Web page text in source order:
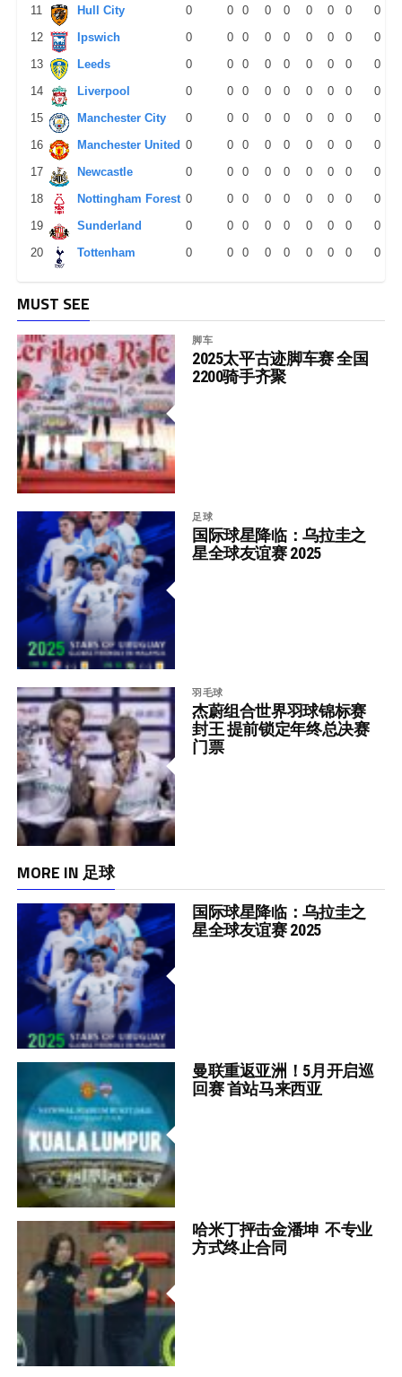
11 Hull City 0 0 0 0 0 0 0 0
0
12
Ipswich 0 0 0 0 0 0 0 0
0
13
Leeds 0 0 0 0 0 0 0 0
0
14
Liverpool 0 0 0 0 0 0 0 0
0
15
Manchester City 0 0 0 0 0 0 0 0
0
16
Manchester United 0 0 0 0 0 0 0 0
0
17
Newcastle 0 0 0 0 0 0 0 0
0
18
Nottingham Forest 0 0 0 0 0 0 0 0
0
19
Sunderland 0 0 0 0 0 0 0 0
0
20
Tottenham 0 0 0 0 0 0 0 0 0
MUST SEE
脚车
2025太平古迹脚车赛 全国
2200骑手齐聚
足球
国际球星降临：乌拉圭之
星全球友谊赛 2025
羽毛球
杰蔚组合世界羽球锦标赛
封王 提前锁定年终总决赛
门票
MORE IN 足球
国际球星降临：乌拉圭之
星全球友谊赛 2025
曼联重返亚洲！5月开启巡
回赛 首站马来西亚
哈米丁抨击金潘坤 不专业
方式终止合同